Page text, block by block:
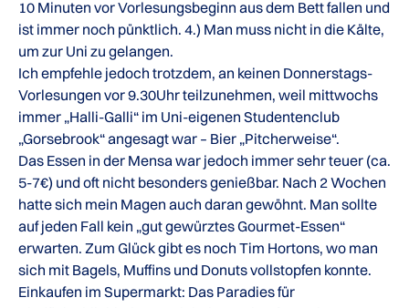
10 Minuten vor Vorlesungsbeginn aus dem Bett fallen und
ist immer noch pünktlich. 4.) Man muss nicht in die Kälte,
um zur Uni zu gelangen.
Ich empfehle jedoch trotzdem, an keinen Donnerstags-
Vorlesungen vor 9.30Uhr teilzunehmen, weil mittwochs
immer „Halli-Galli“ im Uni-eigenen Studentenclub
„Gorsebrook“ angesagt war – Bier „Pitcherweise“.
Das Essen in der Mensa war jedoch immer sehr teuer (ca.
5-7€) und oft nicht besonders genießbar. Nach 2 Wochen
hatte sich mein Magen auch daran gewöhnt. Man sollte
auf jeden Fall kein „gut gewürztes Gourmet-Essen“
erwarten. Zum Glück gibt es noch Tim Hortons, wo man
sich mit Bagels, Muffins und Donuts vollstopfen konnte.
Einkaufen im Supermarkt: Das Paradies für